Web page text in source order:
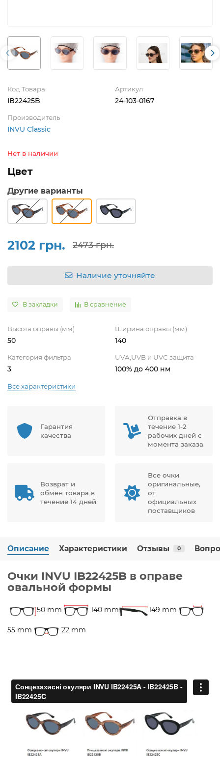
Код Товара
IB22425B
Артикул
24-103-0167
Производитель
INVU Classic
Нет в наличии
Цвет
Другие варианты
2102 грн. 2473 грн.
Наличие уточняйте
В закладки В сравнение
Высота оправы (мм)
50
Ширина оправы (мм)
140
Категория фильтра
3
UVA,UVB и UVC защита
100% до 400 нм
Все характеристики
Гарантия
качества
Отправка в
течение 1-2
рабочих дней с
момента заказа
Возврат и
обмен товара в
течение 14 дней
Все очки
оригинальные,
от
официальных
поставщиков
Описание Характеристики Отзывы 0
Очки INVU IB22425B в оправе
овальной формы
50 mm 140 mm 149 mm
55 mm 22 mm